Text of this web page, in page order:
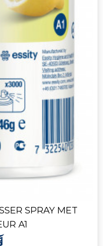
SPRAY MET
A1